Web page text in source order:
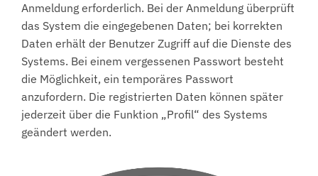
Anmeldung erforderlich. Bei der Anmeldung überprüft
das System die eingegebenen Daten; bei korrekten
Daten erhält der Benutzer Zugriff auf die Dienste des
Systems. Bei einem vergessenen Passwort besteht
die Möglichkeit, ein temporäres Passwort
anzufordern. Die registrierten Daten können später
jederzeit über die Funktion „Profil“ des Systems
geändert werden.